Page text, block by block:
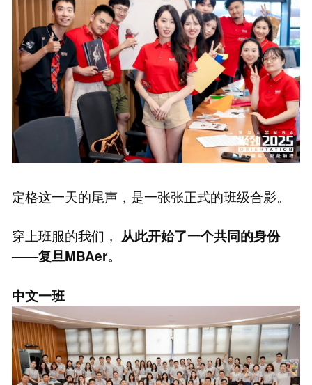
定格这一天的尾声，是一张张正式的班级合影。
穿上班服的我们， 从此开始了一个共同的身份
——复旦MBAer。
中文一班